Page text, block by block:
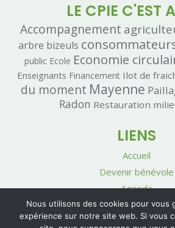
LE CPIE C'EST
Accompagnement
arbre bizeuls
public Ecole Economie
Enseignants Financement Ilot de
du moment Mayenne
Radon Restauration
LIENS
Accueil
Devenir bénévole
Agenda
Contact
Mentions légales
Nous utilisons des cookies pour vous
expérience sur notre site web. Si vous